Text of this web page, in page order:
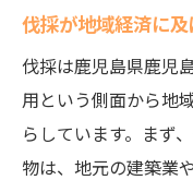
伐採と再造
伐採による
伐採エコ
持続可能な森
伐採が地域経済に
伐採は鹿児島県鹿児
用という側面から地
らしています。まず
物は、地元の建築業